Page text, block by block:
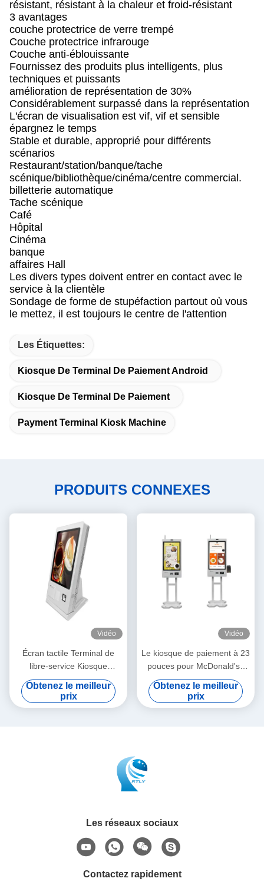
résistant, résistant à la chaleur et froid-résistant
3 avantages
couche protectrice de verre trempé
Couche protectrice infrarouge
Couche anti-éblouissante
Fournissez des produits plus intelligents, plus
techniques et puissants
amélioration de représentation de 30%
Considérablement surpassé dans la représentation
L'écran de visualisation est vif, vif et sensible
épargnez le temps
Stable et durable, approprié pour différents
scénarios
Restaurant/station/banque/tache
scénique/bibliothèque/cinéma/centre commercial.
billetterie automatique
Tache scénique
Café
Hôpital
Cinéma
banque
affaires Hall
Les divers types doivent entrer en contact avec le
service à la clientèle
Sondage de forme de stupéfaction partout où vous
le mettez, il est toujours le centre de l'attention
Les Étiquettes:
Kiosque De Terminal De Paiement Android
Kiosque De Terminal De Paiement
Payment Terminal Kiosk Machine
PRODUITS CONNEXES
Vidéo
Écran tactile Terminal de
libre-service Kiosque
Restaurant Commandes et
paiement
Obtenez le meilleur
prix
Vidéo
Le kiosque de paiement à 23
pouces pour McDonald's /
Kfc / Restaurant
Obtenez le meilleur
prix
Les réseaux sociaux
Contactez rapidement